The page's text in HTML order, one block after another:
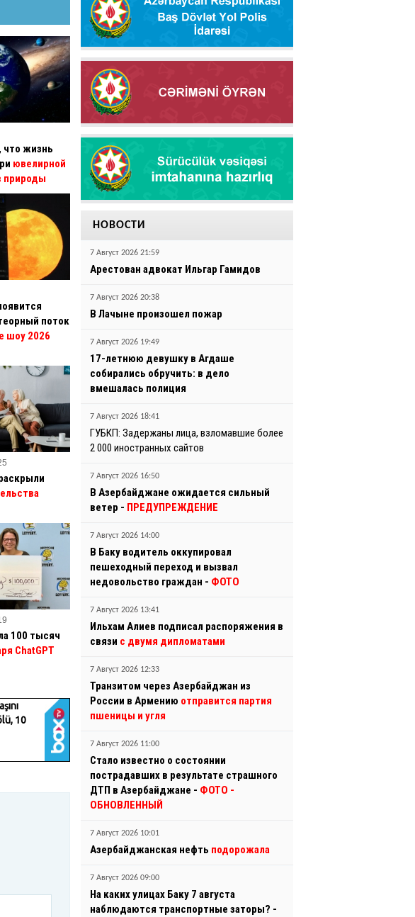
что жизнь
ювелирной
природы
поток
шоу 2026
100 тысяч
ChatGPT
НОВОСТИ
7 Август 2026 21:59
Арестован адвокат Ильгар Гамидов
7 Август 2026 20:38
В Лачыне произошел пожар
7 Август 2026 19:49
17-летнюю девушку в Агдаше
собирались обручить: в дело
вмешалась полиция
7 Август 2026 18:41
ГУБКП: Задержаны лица, взломавшие более
2 000 иностранных сайтов
7 Август 2026 16:50
В Азербайджане ожидается сильный
ветер - ПРЕДУПРЕЖДЕНИЕ
7 Август 2026 14:00
В Баку водитель оккупировал
пешеходный переход и вызвал
недовольство граждан - ФОТО
7 Август 2026 13:41
Ильхам Алиев подписал распоряжения в
связи с двумя дипломатами
7 Август 2026 12:33
Транзитом через Азербайджан из
России в Армению отправится партия
пшеницы и угля
7 Август 2026 11:00
Стало известно о состоянии
пострадавших в результате страшного
ДТП в Азербайджане - ФОТО -
ОБНОВЛЕННЫЙ
7 Август 2026 10:01
Азербайджанская нефть подорожала
7 Август 2026 09:00
На каких улицах Баку 7 августа
наблюдаются транспортные заторы? -